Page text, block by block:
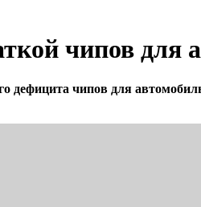
чипов для
дефицита чипов для